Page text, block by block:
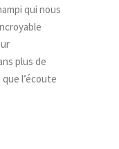
qui nous
plus de
l’écoute